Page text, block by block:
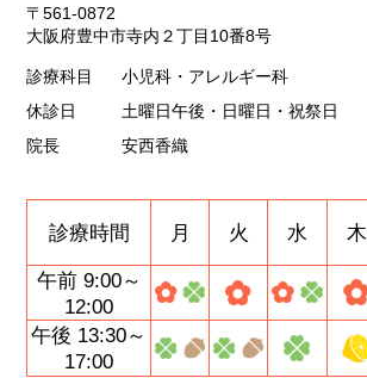
〒561-0872
大阪府豊中市寺内２丁目10番8号
診療科目
小児科・アレルギー科
休診日
土曜日午後・日曜日・祝祭日
院長
安西香織
診療時間 月 火 水 木
午前 9:00～
12:00
午後 13:30～
17:00